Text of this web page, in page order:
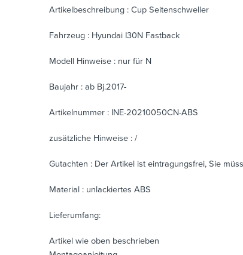
Artikelbeschreibung : Cup Seitenschweller
Fahrzeug : Hyundai I30N Fastback
Modell Hinweise : nur für N
Baujahr : ab Bj.2017-
Artikelnummer : INE-20210050CN-ABS
zusätzliche Hinweise : /
Gutachten : Der Artikel ist eintragungsfrei, Sie
Material : unlackiertes ABS
Lieferumfang:
Artikel wie oben beschrieben